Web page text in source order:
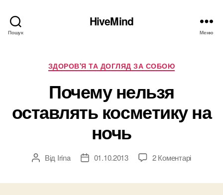
Пошук
HiveMind
Меню
Категорії
ЗДОРОВ'Я ТА ДОГЛЯД ЗА СОБОЮ
Почему нельзя
оставлять косметику на
ночь
Автор
Від Irina
Дата01.10.2013 2 Коментарідо